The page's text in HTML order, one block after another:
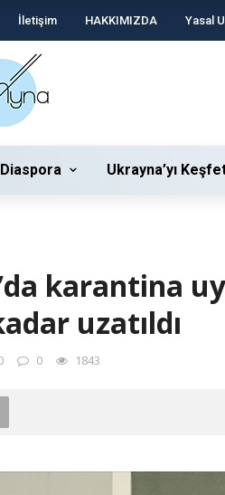
İletişim HAKKIMIZDA Yasal
Diaspora Ukrayna’yı
karantina
uzatıldı
0 1843